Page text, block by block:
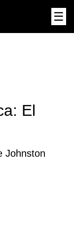
☰
El
Johnston